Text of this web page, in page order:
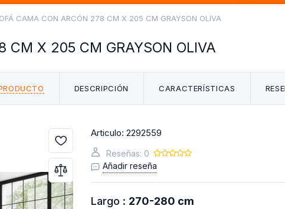
CAMA CON ARCÓN 278 CM X 205 CM GRAYSON OLIVA
CM X 205 CM GRAYSON OLIVA
DESCRIPCIÓN CARACTERÍSTICAS
Articulo: 2292559
Reseñas: 0
Añadir reseña
Largo : 270-280 cm